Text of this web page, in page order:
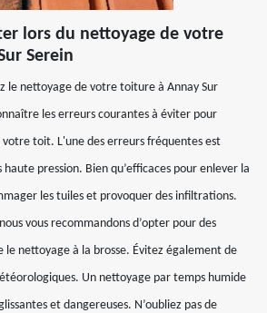
lors du nettoyage de votre
Serein
le nettoyage de votre toiture à Annay Sur
les erreurs courantes à éviter pour
toit. L'une des erreurs fréquentes est
pression. Bien qu’efficaces pour enlever la
les tuiles et provoquer des infiltrations.
vous recommandons d’opter pour des
le nettoyage à la brosse. Évitez également de
Un nettoyage par temps humide
et dangereuses. N’oubliez pas de